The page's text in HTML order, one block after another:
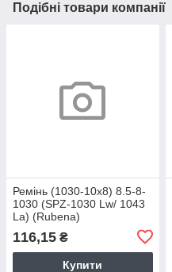
Подібні товари компанії
Ремінь (1030-10х8) 8.5-8-
1030 (SPZ-1030 Lw/ 1043
La) (Rubena)
116,15 ₴
Купити